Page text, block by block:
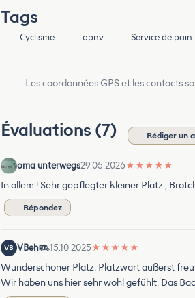
Tags
Cyclisme öpnv Service de pain
Les coordonnées GPS et les contacts
Évaluations (7) Rédiger un
oma unterwegs29.05.2026★ ★ ★ ★ ★
In allem ! Sehr gepflegter kleiner Platz ,
Répondez
VB VBeh 15.10.2025★ ★ ★ ★ ★
Wunderschöner Platz. Platzwart äußerst
Wir haben uns hier sehr wohl gefühlt. Das